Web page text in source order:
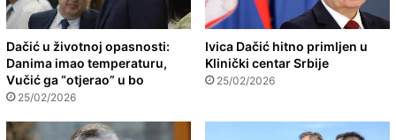
Dačić u životnoj opasnosti:
Danima imao temperaturu,
Vučić ga “otjerao” u bo
25/02/2026
Ivica Dačić hitno primljen u
Klinički centar Srbije
25/02/2026